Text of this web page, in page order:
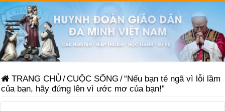
TRANG CHỦ /CUỘC SỐNG /“Nếu bạn té ngã vì lỗi lầm
của bạn, hãy đứng lên vì ước mơ của bạn!”